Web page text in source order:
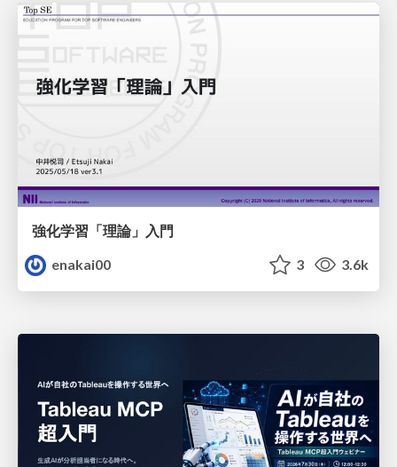
強化学習「理論」入門
enakai00
3 3.6k